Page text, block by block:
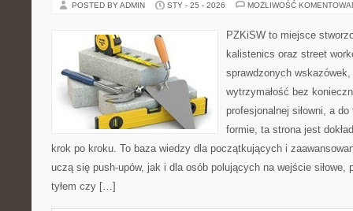
POSTED BY ADMIN STY - 25 - 2026 MOŻLIWOŚĆ
PZKiSW to miejsce
kalistenics oraz street
sprawdzonych
wytrzymałość bez
profesjonalnej siłowni, a
formie, ta strona jest
krok po kroku. To baza wiedzy dla początkujących i
uczą się push-upów, jak i dla osób polujących na wejście siłowe,
tyłem czy […]